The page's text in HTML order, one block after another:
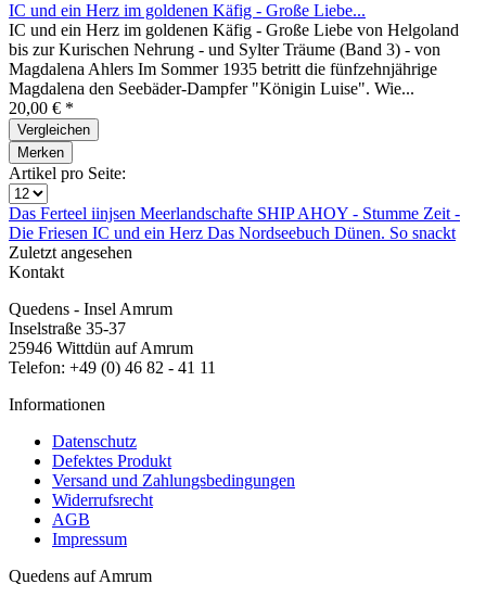
IC und ein Herz im goldenen Käfig - Große Liebe...
IC und ein Herz im goldenen Käfig - Große Liebe von Helgoland
bis zur Kurischen Nehrung - und Sylter Träume (Band 3) - von
Magdalena Ahlers Im Sommer 1935 betritt die fünfzehnjährige
Magdalena den Seebäder-Dampfer "Königin Luise". Wie...
20,00 € *
Vergleichen
Merken
Artikel pro Seite:
Das Ferteel iinjsen Meerlandschafte SHIP AHOY - Stumme Zeit -
Die Friesen IC und ein Herz Das Nordseebuch Dünen. So snackt
Zuletzt angesehen
Kontakt
Quedens - Insel Amrum
Inselstraße 35-37
25946 Wittdün auf Amrum
Telefon: +49 (0) 46 82 - 41 11
Informationen
Datenschutz
Defektes Produkt
Versand und Zahlungsbedingungen
Widerrufsrecht
AGB
Impressum
Quedens auf Amrum